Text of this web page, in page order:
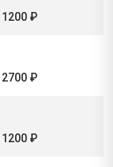
1200 ₽
2700 ₽
1200 ₽